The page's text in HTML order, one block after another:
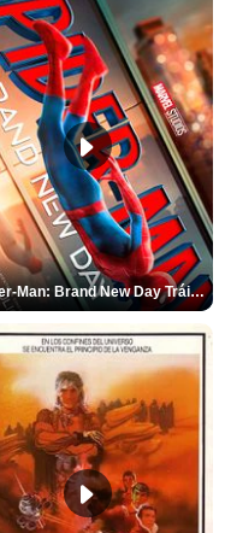
Spider-Man: Brand New Day Tráiler (3)